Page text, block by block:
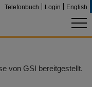
Telefonbuch Login English
von GSI bereitgestellt.